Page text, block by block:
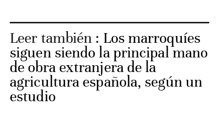
Leer también : Los marroquíes
siguen siendo la principal mano
de obra extranjera de la
agricultura española, según un
estudio